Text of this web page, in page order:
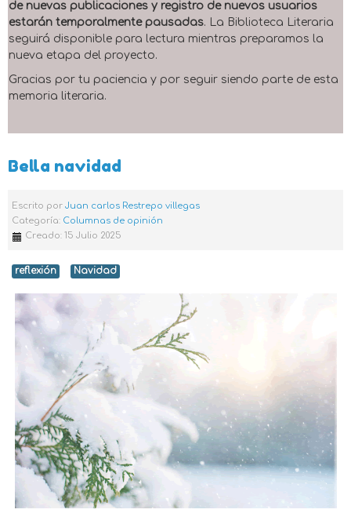
de nuevas publicaciones y registro de nuevos usuarios
estarán temporalmente pausadas. La Biblioteca Literaria
seguirá disponible para lectura mientras preparamos la
nueva etapa del proyecto.
Gracias por tu paciencia y por seguir siendo parte de esta
memoria literaria.
Bella navidad
Escrito por Juan carlos Restrepo villegas
Categoría: Columnas de opinión
Creado: 15 Julio 2025
reflexión Navidad